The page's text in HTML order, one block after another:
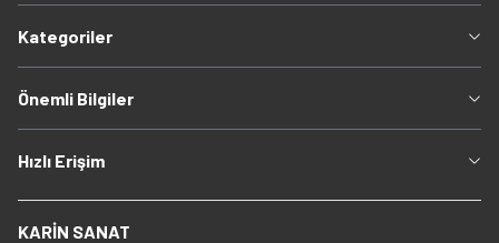
Kategoriler
Önemli Bilgiler
Hızlı Erişim
KARİN SANAT